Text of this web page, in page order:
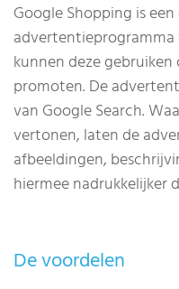
Google Shopping is
advertentieprogramma
kunnen deze
promoten. De
van Google Search.
vertonen, laten de
afbeeldingen,
hiermee nadrukkelijker
De voordelen